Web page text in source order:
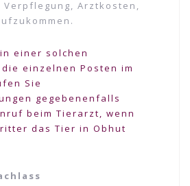
Arztkosten,
einer solchen
einzelnen Posten im
Sie
gegebenenfalls
beim Tierarzt, wenn
das Tier in Obhut